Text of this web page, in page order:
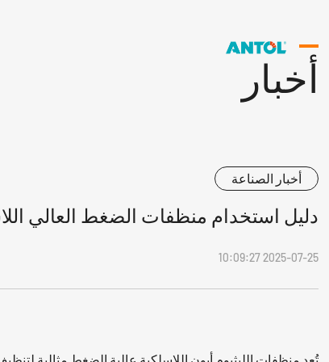
أخبار
أخبار الصناعة
دليل استخدام منظفات الضغط العالي
2025-07-25 10:09:27